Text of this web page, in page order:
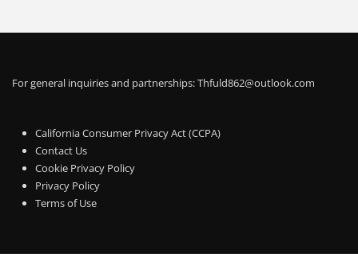
For general inquiries and partnerships:Thfuld862@outlook.com
California Consumer Privacy Act (CCPA)
Contact Us
Cookie Privacy Policy
Privacy Policy
Terms of Use